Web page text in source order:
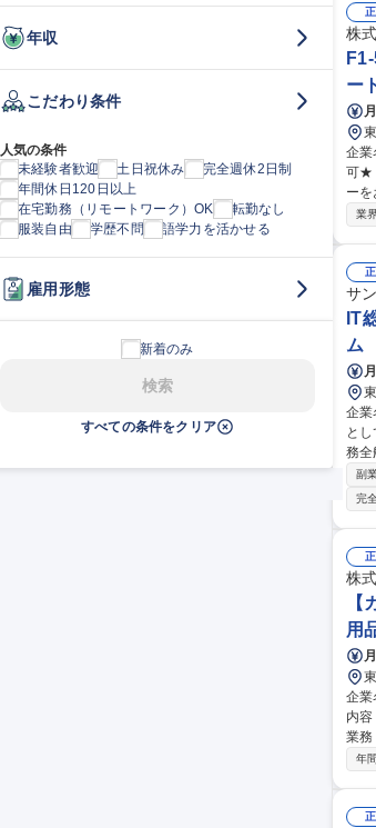
年収
こだわり条件
人気の条件
未経験者歓迎
土日祝休み
完全週休2日制
年間休日120日以上
在宅勤務（リモートワーク）OK
転勤なし
服装自由
学歴不問 語学力を活かせる
雇用形態
新着のみ
検索
すべての条件をクリア
株
ー
企業名 株式
可★ 仕事の内容 JAバンクで使われているオンライン勘定系システム（金融勘定システム）の運用管理オペレータ
ーをお任せいたしま
う
業
サ
IT
ム
企業名 サ
として活躍！/在宅可
務全
です。 ■各部・営業拠点の課題解決・業務改善推進 ■システム開発・運
■IT
計
ュリテ
つな
副
完
株
用
企業名 株式会社バ
内容
業務
向上、持
年